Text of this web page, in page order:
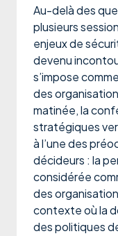
Au-delà des
plusieurs
enjeux de
devenu
s’impose
des
matinée, la
stratégiques
à l’une des
décideurs : la
considérée
des
contexte où la
des politiques